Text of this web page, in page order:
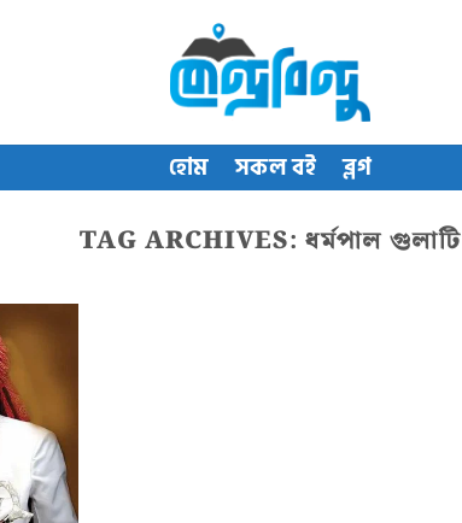
হোম সকল বই ব্লগ
TAG ARCHIVES:ধর্মপাল গুলাটি